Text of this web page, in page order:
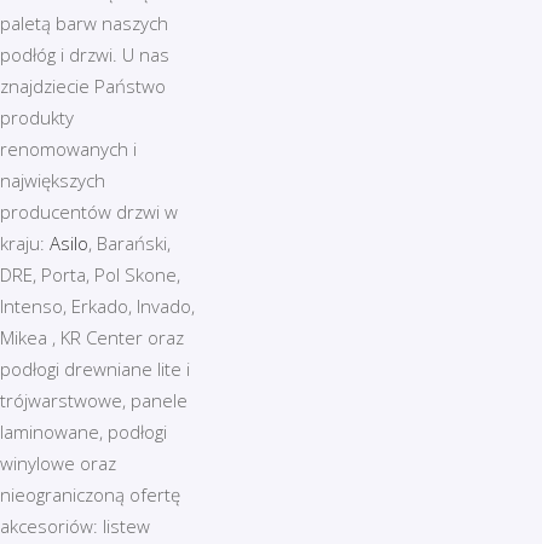
paletą barw naszych
podłóg i drzwi. U nas
znajdziecie Państwo
produkty
renomowanych i
największych
producentów drzwi w
kraju: Asilo, Barański,
DRE, Porta, Pol Skone,
Intenso, Erkado, Invado,
Mikea , KR Center oraz
podłogi drewniane lite i
trójwarstwowe, panele
laminowane, podłogi
winylowe oraz
nieograniczoną ofertę
akcesoriów: listew